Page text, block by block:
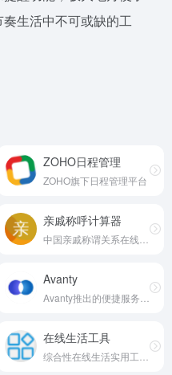
生活中不可或缺的工
ZOHO日程管理
ZOHO旗下日程管理平台
亲戚称呼计算器
Avanty
在线生活工具